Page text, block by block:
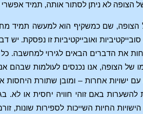
הצופה לא ניתן לסתור אותה, תמיד אפשרי
שם כמשקיף הוא למעשה תמיד
סובייקטיביות ואובייקטיביות זו
את הדברים הבאים לגירוי למחשבה.
של הצופה, אנו נכנסים לעולמות
ישויות אחרות – ומובן שתורת היחסות
באם זוהי חוויה יחסית או לא.
החיות השייכות לספירות שונות,